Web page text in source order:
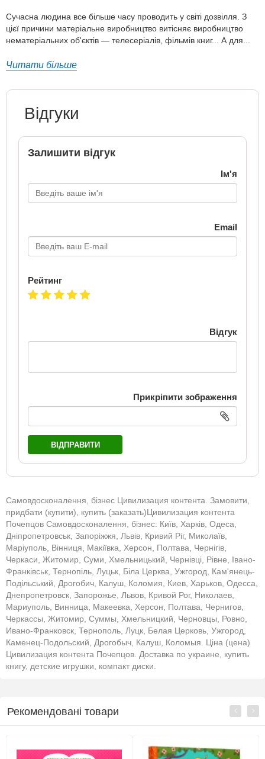
Сучасна людина все більше часу проводить у світі дозвілля. З
цієї причини матеріальне виробництво витісняє виробництво
нематеріальних об'єктів — телесеріалів, фільмів книг... А для...
Читати більше
Відгуки
Залишити відгук
Ім'я
Email
Рейтинг
Відгук
Прикріпити зображення
ВІДПРАВИТИ
Самовдосконалення, бізнес Цивилизация контента. Замовити,
придбати (купити), купить (заказать)Цивилизация контента
Почепцов Самовдосконалення, бізнес: Київ, Харків, Одеса,
Дніпропетровськ, Запоріжжя, Львів, Кривий Ріг, Миколаїв,
Маріуполь, Вінниця, Макіївка, Херсон, Полтава, Чернігів,
Черкаси, Житомир, Суми, Хмельницький, Чернівці, Рівне, Івано-
Франківськ, Тернопіль, Луцьк, Біла Церква, Ужгород, Кам'янець-
Подільський, Дрогобич, Калуш, Коломия, Киев, Харьков, Одесса,
Днепропетровск, Запорожье, Львов, Кривой Рог, Николаев,
Мариуполь, Винница, Макеевка, Херсон, Полтава, Чернигов,
Черкассы, Житомир, Суммы, Хмельницкий, Черновцы, Ровно,
Ивано-Франковск, Тернополь, Луцк, Белая Церковь, Ужгород,
Каменец-Подольский, Дрогобыч, Калуш, Коломыя. Ціна (цена)
Цивилизация контента Почепцов. Доставка по украине, купить
книгу, детские игрушки, компакт диски.
Рекомендовані товари